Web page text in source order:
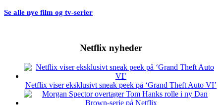
Se alle nye film og tv-serier
Netflix nyheder
Netflix viser eksklusivt sneak peek på ‘Grand Theft Auto VI’